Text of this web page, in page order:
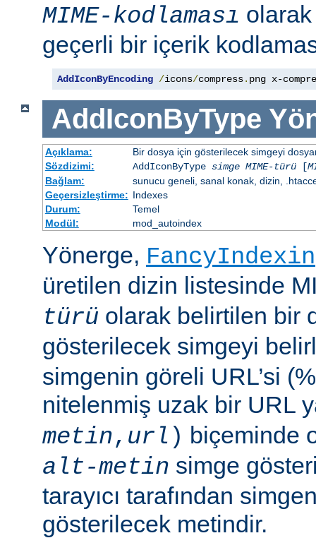
MIME-kodlaması
geçerli bir içerik
AddIconByEncoding /icons/compress. png x-
AddIconByType
Açıklama:
Bir dosya için gösterilecek simgeyi
Sözdizimi:
AddIconByType simge MIME-türü[
Bağlam:
sunucu geneli, sanal konak, dizin,
Geçersizleştirme: Indexes
Durum:
Temel
Modül:
mod_autoindex
Yönerge,
üretilen dizin listesinde
türü olarak belirtilen bir
gösterilecek simgeyi
simgenin göreli URL’si
nitelenmiş uzak bir URL
metin, url ) biçeminde
alt-metin simge
tarayıcı tarafından
gösterilecek metindir.